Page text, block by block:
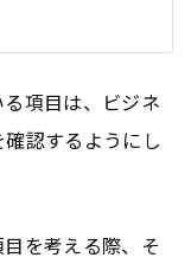
項目は、ビジネ
認するようにし
を考える際、そ